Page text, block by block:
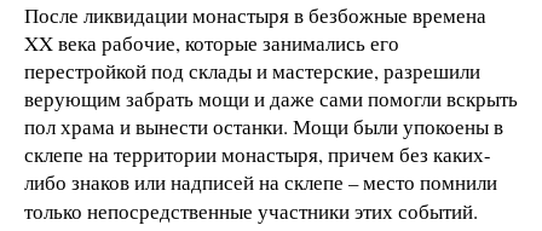
После ликвидации монастыря в безбожные времена
XX века рабочие, которые занимались его
перестройкой под склады и мастерские, разрешили
верующим забрать мощи и даже сами помогли вскрыть
пол храма и вынести останки. Мощи были упокоены в
склепе на территории монастыря, причем без каких-
либо знаков или надписей на склепе – место помнили
только непосредственные участники этих событий.